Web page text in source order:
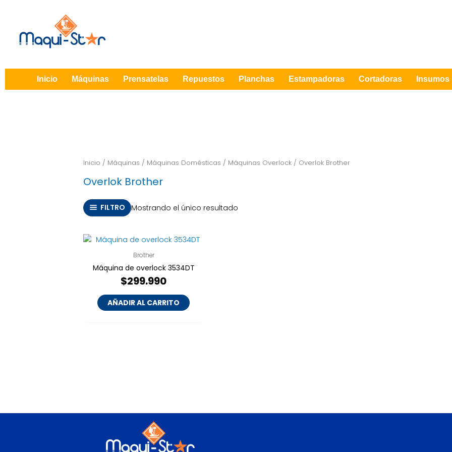
Inicio Máquinas Prensatelas Repuestos Planchas Estampadoras Cortadoras Insumos
Inicio / Máquinas / Máquinas Domésticas / Máquinas Overlock / Overlok Brother
Overlok Brother
FILTRO Mostrando el único resultado
Brother
Máquina de overlock 3534DT
$299.990
AÑADIR AL CARRITO